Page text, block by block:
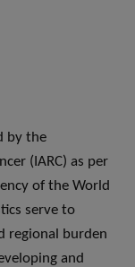
by the
(IARC) as per
of the World
serve to
regional burden
and